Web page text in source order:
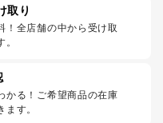
取り
！全店舗の中から受け取
かる！ご希望商品の在庫
す。